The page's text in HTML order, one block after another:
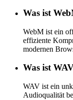
Was ist
WebM ist ein
effiziente
modernen
Was ist
WAV ist ein
Audioqualität